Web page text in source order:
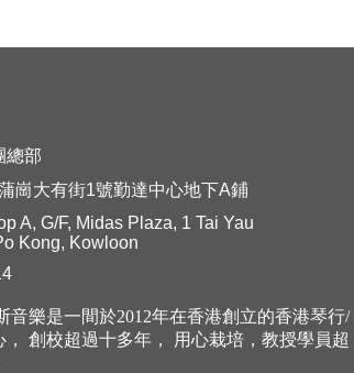
總部
崗大有街1號勤達中心地下A鋪
A, G/F, Midas Plaza, 1 Tai Yau
Kong, Kowloon
音樂是一間於2012年在香港創立的香港琴行/
， 創校超過十多年， 用心栽培，教授學員超